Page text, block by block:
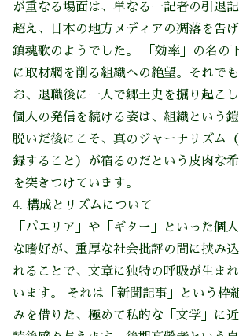
が重なる場面は、単なる一記者の引退
超え、日本の地方メディアの凋落を告
鎮魂歌のようでした。 「効率」の名の
に取材網を削る組織への絶望。それで
お、退職後に一人で郷土史を掘り起こし
個人の発信を続ける姿は、組織という
脱いだ後にこそ、真のジャーナリズム
録すること）が宿るのだという皮肉な
を突きつけています。
4. 構成とリズムについて
「パエリア」や「ギター」といった個
な嗜好が、重厚な社会批評の間に挟み込
れることで、文章に独特の呼吸が生ま
います。 それは「新聞記事」という枠
みを借りた、極めて私的な「文学」に